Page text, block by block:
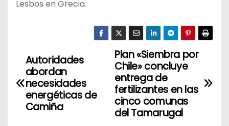
Lesbos en Grecia.
N
a
Plan «Siembra por
Chile» concluye
entrega de
fertilizantes en las
cinco comunas
del Tamarugal
Autoridades
abordan
necesidades
energéticas de
Camiña